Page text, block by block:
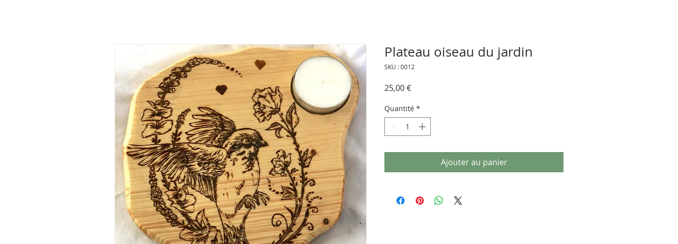
Plateau oiseau du jardin
SKU : 0012
25,00 €Prix
Quantité *
Ajouter au panier